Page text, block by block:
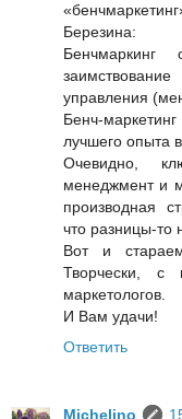
Березина:
Бенчмаркинг
управления
Бенч-
лучшего опыта
Очевидно,
менеджмент и
производная
что разницы-то
Вот и
Творчески, с
маркетологов.
И Вам удачи!
Ответить
Michelino